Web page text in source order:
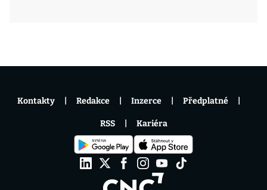
Kontakty Redakce Inzerce Předplatné
RSS Kariéra